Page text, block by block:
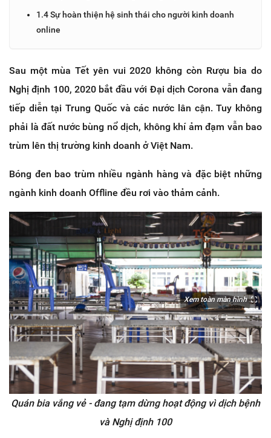
1.4 Sự hoàn thiện hệ sinh thái cho người kinh doanh
online
Sau một mùa Tết yên vui 2020 không còn Rượu bia do
Nghị định 100, 2020 bắt đầu với Đại dịch Corona vẫn đang
tiếp diễn tại Trung Quốc và các nước lân cận. Tuy không
phải là đất nước bùng nổ dịch, không khí ảm đạm vẫn bao
trùm lên thị trường kinh doanh ở Việt Nam.
Bóng đen bao trùm nhiều ngành hàng và đặc biệt những
ngành kinh doanh Offline đều rơi vào thảm cảnh.
Xem toàn màn hình
Quán bia vắng vẻ - đang tạm dừng hoạt động vì dịch bệnh
và Nghị định 100